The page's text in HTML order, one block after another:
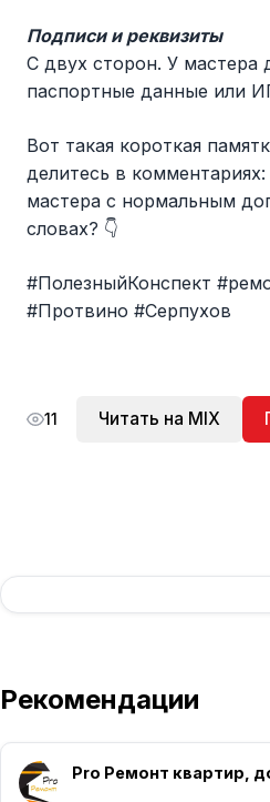
Подписи и реквизиты
С двух сторон. У мастера
паспортные данные или
Вот такая короткая
делитесь в
мастера с нормальным
словах? 👇
#ПолезныйКонспект
#Протвино #Серпухов
11 Читать на MIX
Рекомендации